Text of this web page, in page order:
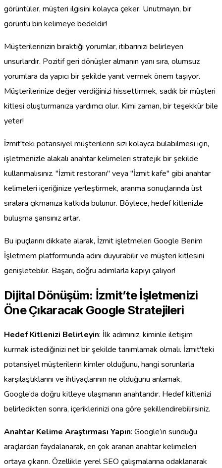
görüntüler, müşteri ilgisini kolayca çeker. Unutmayın, bir
görüntü bin kelimeye bedeldir!
Müşterilerinizin bıraktığı yorumlar, itibarınızı belirleyen
unsurlardır. Pozitif geri dönüşler almanın yanı sıra, olumsuz
yorumlara da yapıcı bir şekilde yanıt vermek önem taşıyor.
Müşterilerinize değer verdiğinizi hissettirmek, sadık bir müşteri
kitlesi oluşturmanıza yardımcı olur. Kimi zaman, bir teşekkür bile
yeter!
İzmit'teki potansiyel müşterilerin sizi kolayca bulabilmesi için,
işletmenizle alakalı anahtar kelimeleri stratejik bir şekilde
kullanmalısınız. "İzmit restoranı" veya "İzmit kafe" gibi anahtar
kelimeleri içeriğinize yerleştirmek, aranma sonuçlarında üst
sıralara çıkmanıza katkıda bulunur. Böylece, hedef kitlenizle
buluşma şansınız artar.
Bu ipuçlarını dikkate alarak, İzmit işletmeleri Google Benim
İşletmem platformunda adını duyurabilir ve müşteri kitlesini
genişletebilir. Başarı, doğru adımlarla kapıyı çalıyor!
Dijital Dönüşüm: İzmit’te İşletmenizi
Öne Çıkaracak Google Stratejileri
Hedef Kitlenizi Belirleyin: İlk adımınız, kiminle iletişim
kurmak istediğinizi net bir şekilde tanımlamak olmalı. İzmit'teki
potansiyel müşterilerin kimler olduğunu, hangi sorunlarla
karşılaştıklarını ve ihtiyaçlarının ne olduğunu anlamak,
Google’da doğru kitleye ulaşmanın anahtarıdır. Hedef kitlenizi
belirledikten sonra, içeriklerinizi ona göre şekillendirebilirsiniz.
Anahtar Kelime Araştırması Yapın: Google’ın sunduğu
araçlardan faydalanarak, en çok aranan anahtar kelimeleri
ortaya çıkarın. Özellikle yerel SEO çalışmalarına odaklanarak